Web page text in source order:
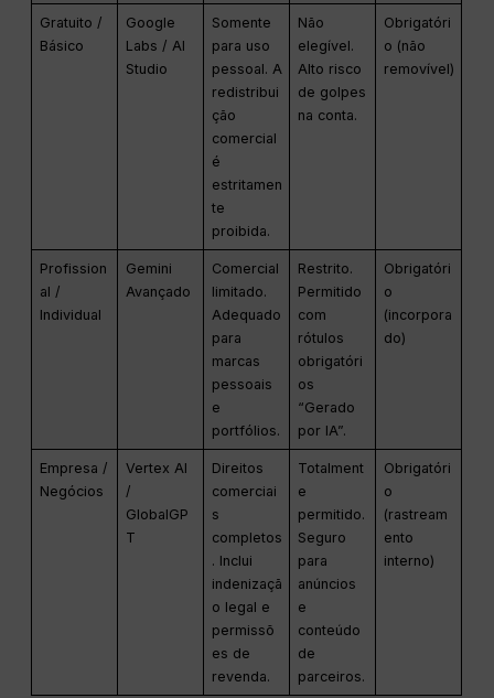
Gratuito /
Básico
Google
Labs / AI
Studio
Somente
para uso
pessoal. A
redistribui
ção
comercial
é
estritamen
te
proibida.
Não
elegível.
Alto risco
de golpes
na conta.
Obrigatóri
o (não
removível)
Profission
al /
Individual
Gemini
Avançado
Comercial
limitado.
Adequado
para
marcas
pessoais
e
portfólios.
Restrito.
Permitido
com
rótulos
obrigatóri
os
“Gerado
por IA”.
Obrigatóri
o
(incorpora
do)
Empresa /
Negócios
Vertex AI
/
GlobalGP
T
Direitos
comerciai
s
completos
. Inclui
indenizaçã
o legal e
permissõ
es de
revenda.
Totalment
e
permitido.
Seguro
para
anúncios
e
conteúdo
de
parceiros.
Obrigatóri
o
(rastream
ento
interno)